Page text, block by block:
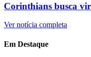
Corinthians busca
Ver notícia completa
Em Destaque